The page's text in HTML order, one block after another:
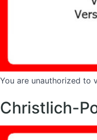
You are unauthorized to
Christlich-